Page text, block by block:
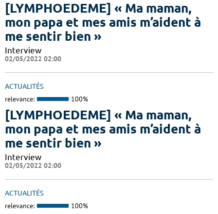
[LYMPHOEDEME] « Ma maman,
mon papa et mes amis m’aident à
me sentir bien »
Interview
02/05/2022 02:00
ACTUALITÉS
relevance: 100%
[LYMPHOEDEME] « Ma maman,
mon papa et mes amis m’aident à
me sentir bien »
Interview
02/05/2022 02:00
ACTUALITÉS
relevance: 100%